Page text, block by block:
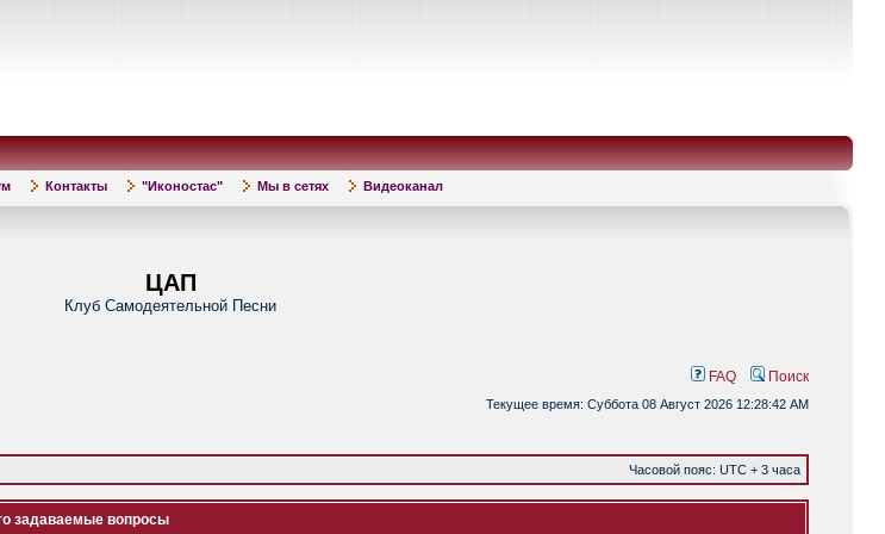
Контакты "Иконостас" Мы в сетях Видеоканал
ЦАП
Клуб Самодеятельной Песни
FAQ Поиск
Текущее время: Суббота 08 Август 2026 12:28:42 AM
Часовой пояс: UTC + 3 часа
задаваемые вопросы